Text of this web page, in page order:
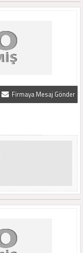
Firmaya Mesaj Gönder